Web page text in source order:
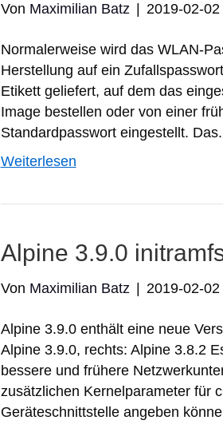
Von Maximilian Batz 2019-02-02
Normalerweise wird das WLAN-
Herstellung auf ein
Etikett geliefert, auf dem das
Image bestellen oder von einer
Standardpasswort eingestellt.
Weiterlesen
Alpine 3.9.0
Von Maximilian Batz 2019-02-02
Alpine 3.9.0 enthält eine neue
Alpine 3.9.0, rechts: Alpine 3.8.2
bessere und frühere
zusätzlichen Kernelparameter für
Geräteschnittstelle angeben